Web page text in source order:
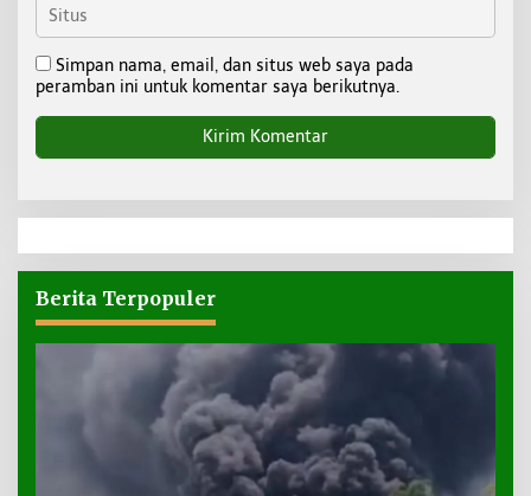
Simpan nama, email, dan situs web saya pada
peramban ini untuk komentar saya berikutnya.
Berita Terpopuler